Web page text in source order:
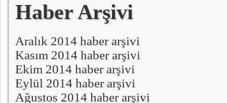
Haber Arşivi
Aralık 2014 haber arşivi
Kasım 2014 haber arşivi
Ekim 2014 haber arşivi
Eylül 2014 haber arşivi
Ağustos 2014 haber arşivi